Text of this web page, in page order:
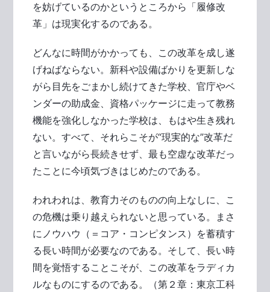
を妨げているのかというところから「履修改
革」は現実化するのである。
どんなに時間がかかっても、この改革を成し遂
げねばならない。新科や設備ばかりを更新しな
がら目先をごまかし続けてきた学校、官庁やベ
ンダーの助成金、資格パッケージに走って教務
機能を強化しなかった学校は、もはや生き残れ
ない。すべて、それらこそが“現実的な”改革だ
と言いながら長続きせず、最も空虚な改革だっ
たことに今頃気づきはじめたのである。
われわれは、教育力そのものの向上なしに、こ
の危機は乗り越えられないと思っている。まさ
にノウハウ（＝コア・コンピタンス）を蓄積す
る長い時間が必要なのである。そして、長い時
間を覚悟することこそが、この改革をラディカ
ルなものにするのである。（第２章：東京工科